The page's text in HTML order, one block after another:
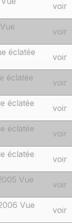
voir
voir
éclatée
voir
éclatée
voir
éclatée
voir
éclatée
voir
éclatée
voir
Vue
voir
Vue
voir